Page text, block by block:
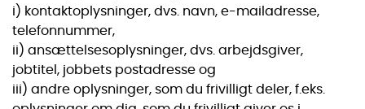
i) kontaktoplysninger, dvs. navn, e-mailadresse,
telefonnummer,
ii) ansættelsesoplysninger, dvs. arbejdsgiver,
jobtitel, jobbets postadresse og
iii) andre oplysninger, som du frivilligt deler, f.eks.